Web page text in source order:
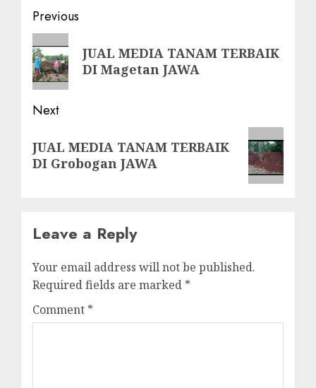
Post
navigation
Previous
Previous
post:
JUAL MEDIA TANAM TERBAIK
DI Magetan JAWA
Next
post:
JUAL MEDIA TANAM TERBAIK
DI Grobogan JAWA
Leave a Reply
Your email address will not be published.
Required fields are marked *
Comment *